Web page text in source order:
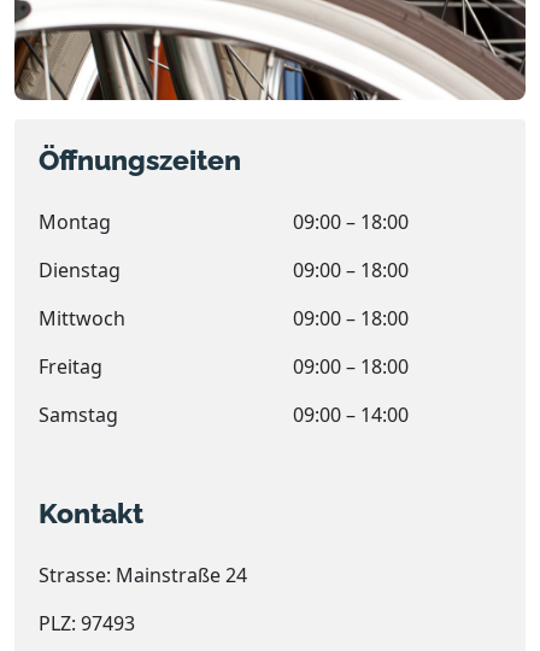
Öffnungszeiten
Montag
09:00 – 18:00
Dienstag
09:00 – 18:00
Mittwoch
09:00 – 18:00
Freitag
09:00 – 18:00
Samstag
09:00 – 14:00
Kontakt
Strasse: Mainstraße 24
PLZ: 97493